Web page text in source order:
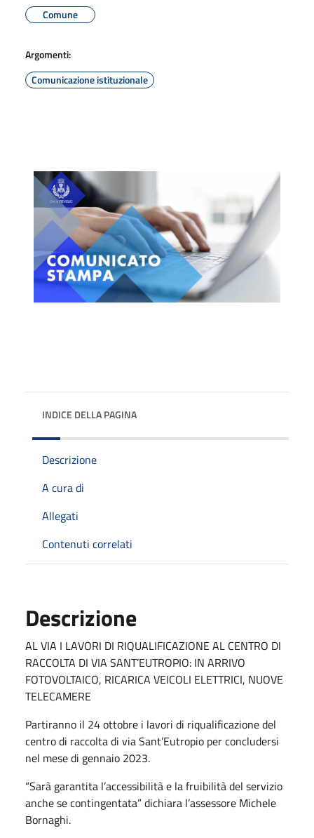
Comune
Argomenti:
Comunicazione istituzionale
INDICE DELLA PAGINA
Descrizione
A cura di
Allegati
Contenuti correlati
Descrizione
AL VIA I LAVORI DI RIQUALIFICAZIONE AL CENTRO DI
RACCOLTA DI VIA SANT’EUTROPIO: IN ARRIVO
FOTOVOLTAICO, RICARICA VEICOLI ELETTRICI, NUOVE
TELECAMERE
Partiranno il 24 ottobre i lavori di riqualificazione del
centro di raccolta di via Sant’Eutropio per concludersi
nel mese di gennaio 2023.
“Sarà garantita l’accessibilità e la fruibilità del servizio
anche se contingentata” dichiara l’assessore Michele
Bornaghi.